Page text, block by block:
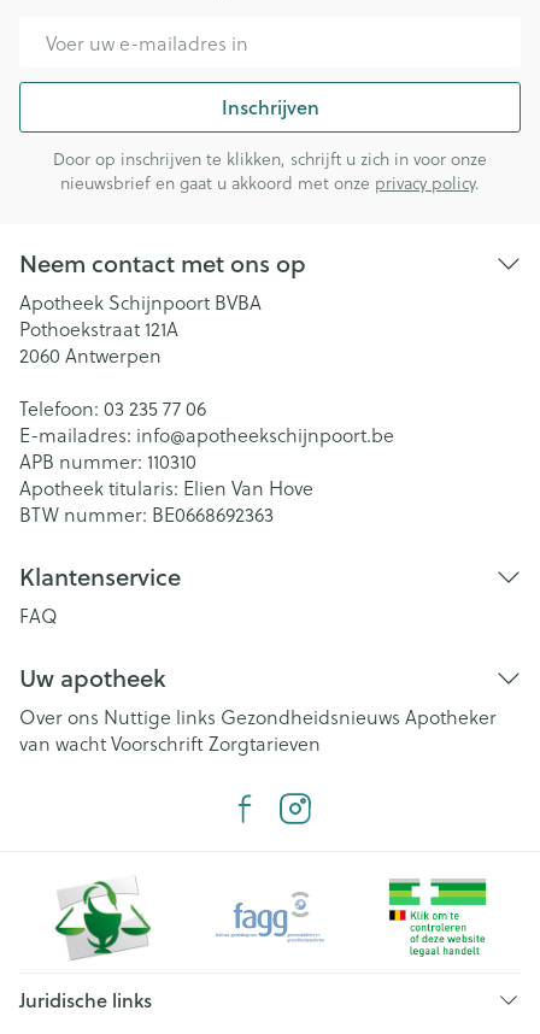
Inschrijven
Door op inschrijven te klikken, schrijft u zich in voor onze
nieuwsbrief en gaat u akkoord met onze privacy policy.
Neem contact met ons op
Apotheek Schijnpoort BVBA
Pothoekstraat 121A
2060 Antwerpen
Telefoon: 03 235 77 06
E-mailadres: info@apotheekschijnpoort.be
APB nummer: 110310
Apotheek titularis: Elien Van Hove
BTW nummer: BE0668692363
Klantenservice
FAQ
Uw apotheek
Over ons Nuttige links Gezondheidsnieuws Apotheker
van wachtVoorschriftZorgtarieven
Juridische links